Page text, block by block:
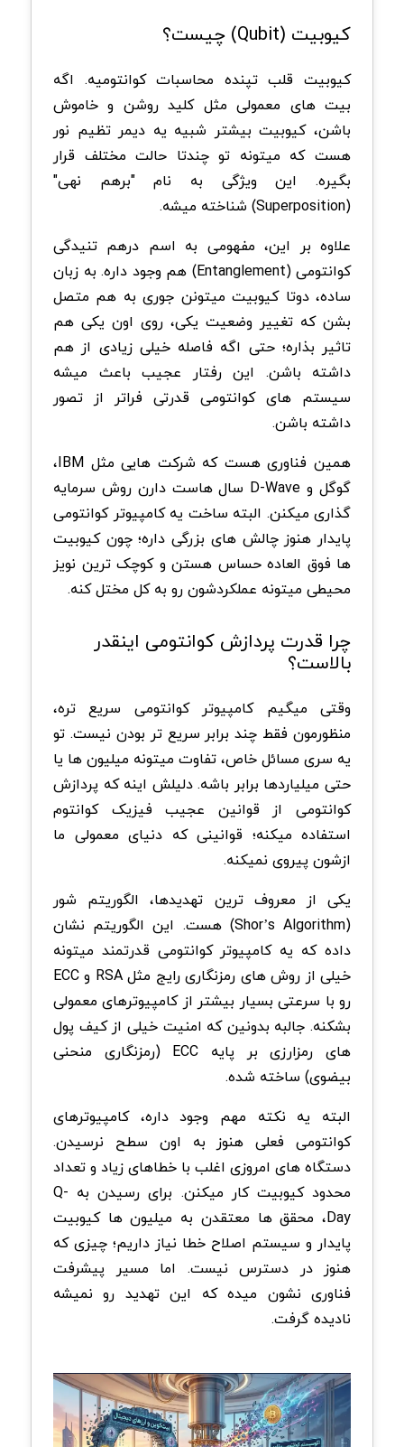
کیوبیت (Qubit) چیست؟
کیوبیت قلب تپنده محاسبات کوانتومیه. اگه
بیت های معمولی مثل کلید روشن و خاموش
باشن، کیوبیت بیشتر شبیه یه دیمر تظیم نور
هست که میتونه تو چندتا حالت مختلف قرار
بگیره. این ویژگی به نام "برهم نهی"
(Superposition) شناخته میشه.
علاوه بر این، مفهومی به اسم درهم تنیدگی
کوانتومی (Entanglement) هم وجود داره. به زبان
ساده، دوتا کیوبیت میتونن جوری به هم متصل
بشن که تغییر وضعیت یکی، روی اون یکی هم
تاثیر بذاره؛ حتی اگه فاصله خیلی زیادی از هم
داشته باشن. این رفتار عجیب باعث میشه
سیستم های کوانتومی قدرتی فراتر از تصور
داشته باشن.
همین فناوری هست که شرکت هایی مثل IBM،
گوگل و D-Wave سال هاست دارن روش سرمایه
گذاری میکنن. البته ساخت یه کامپیوتر کوانتومی
پایدار هنوز چالش های بزرگی داره؛ چون کیوبیت
ها فوق العاده حساس هستن و کوچک ترین نویز
محیطی میتونه عملکردشون رو به کل مختل کنه.
چرا قدرت پردازش کوانتومی اینقدر
بالاست؟
وقتی میگیم کامپیوتر کوانتومی سریع تره،
منظورمون فقط چند برابر سریع تر بودن نیست. تو
یه سری مسائل خاص، تفاوت میتونه میلیون ها یا
حتی میلیاردها برابر باشه. دلیلش اینه که پردازش
کوانتومی از قوانین عجیب فیزیک کوانتوم
استفاده میکنه؛ قوانینی که دنیای معمولی ما
ازشون پیروی نمیکنه.
یکی از معروف ترین تهدیدها، الگوریتم شور
(Shor’s Algorithm) هست. این الگوریتم نشان
داده که یه کامپیوتر کوانتومی قدرتمند میتونه
خیلی از روش های رمزنگاری رایج مثل RSA و ECC
رو با سرعتی بسیار بیشتر از کامپیوترهای معمولی
بشکنه. جالبه بدونین که امنیت خیلی از کیف پول
های رمزارزی بر پایه ECC (رمزنگاری منحنی
بیضوی) ساخته شده.
البته یه نکته مهم وجود داره، کامپیوترهای
کوانتومی فعلی هنوز به اون سطح نرسیدن.
دستگاه های امروزی اغلب با خطاهای زیاد و تعداد
محدود کیوبیت کار میکنن. برای رسیدن به Q-
Day، محقق ها معتقدن به میلیون ها کیوبیت
پایدار و سیستم اصلاح خطا نیاز داریم؛ چیزی که
هنوز در دسترس نیست. اما مسیر پیشرفت
فناوری نشون میده که این تهدید رو نمیشه
نادیده گرفت.